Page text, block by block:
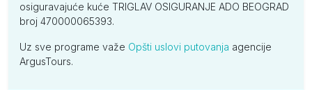
osiguravajuće kuće TRIGLAV OSIGURANJE ADO BEOGRAD
broj 470000065393.
Uz sve programe važe Opšti uslovi putovanja agencije
ArgusTours.